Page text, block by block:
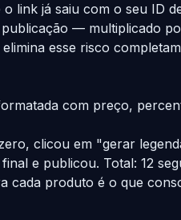
já saiu com o seu ID
— multiplicado
esse risco
com preço,
clicou em "gerar
e publicou. Total: 12
produto é o que